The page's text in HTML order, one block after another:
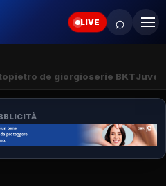
LIVE ⌕
pietro de giorgioserie BKTJuve